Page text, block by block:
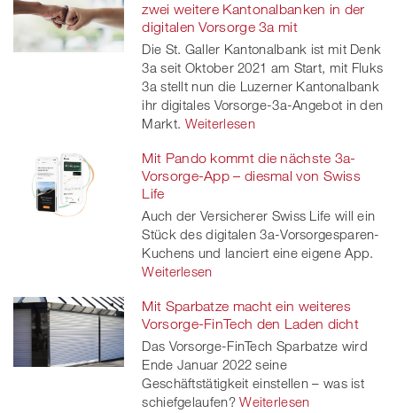
zwei weitere Kantonalbanken in der
digitalen Vorsorge 3a mit
Die St. Galler Kantonalbank ist mit Denk
3a seit Oktober 2021 am Start, mit Fluks
3a stellt nun die Luzerner Kantonalbank
ihr digitales Vorsorge-3a-Angebot in den
Markt. Weiterlesen
Mit Pando kommt die nächste 3a-
Vorsorge-App – diesmal von Swiss
Life
Auch der Versicherer Swiss Life will ein
Stück des digitalen 3a-Vorsorgesparen-
Kuchens und lanciert eine eigene App.
Weiterlesen
Mit Sparbatze macht ein weiteres
Vorsorge-FinTech den Laden dicht
Das Vorsorge-FinTech Sparbatze wird
Ende Januar 2022 seine
Geschäftstätigkeit einstellen – was ist
schiefgelaufen? Weiterlesen